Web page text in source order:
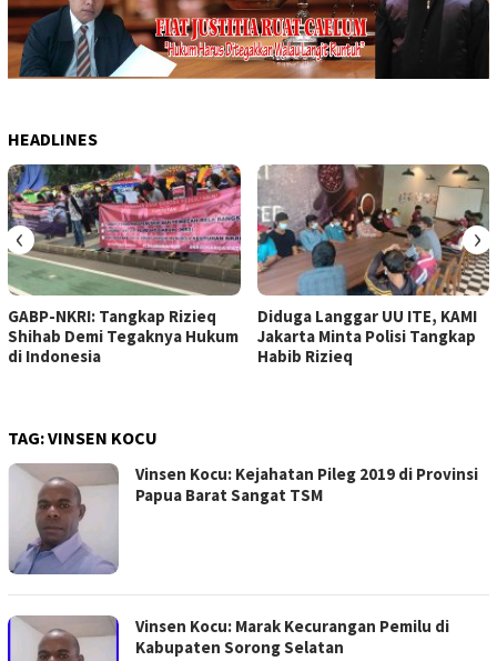
HEADLINES
GABP-NKRI: Tangkap Rizieq
Shihab Demi Tegaknya Hukum
di Indonesia
Diduga Langgar UU ITE, KAMI
Jakarta Minta Polisi Tangkap
Habib Rizieq
‹ ›
TAG:VINSEN KOCU
Vinsen Kocu: Kejahatan Pileg 2019 di Provinsi
Papua Barat Sangat TSM
Vinsen Kocu: Marak Kecurangan Pemilu di
Kabupaten Sorong Selatan